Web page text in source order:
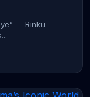
— Rinku